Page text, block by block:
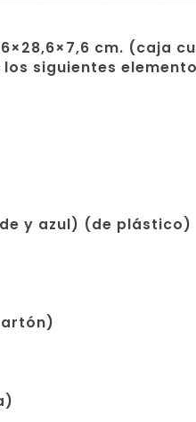
cm. (caja
siguientes
y azul) (de plástico)